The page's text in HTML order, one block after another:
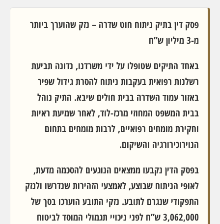
פסק דין בתיק ניתוח חוט שדרה – נזק שהוערך ביותר
מ-3 מיליון ש”ח
באחד התיקים שטופלו על ידי משרדנו, נדונה תביעת
רשלנות רפואית בעקבות ניתוח להסרת גידול שפיר
באזור עמוד השדרה בבית חולים שיבא. התיק נוהל
בבית המשפט המחוזי מרכז-לוד, לאחר שמיעת ראיות
וחקירת מומחים רפואיים, לרבות מומחים בתחום
הנוירוכירורגיה והשיקום.
בפסק הדין נקבעו ממצאים הנוגעים להסכמה מדעת,
לאופי הניתוח שבוצע, לאמצעי הזהירות שנדרשו ולנזק
התפקודי שנגרם לתובע. נזקי התובע הוערכו בסך של
3,062,000 ש”ח לפני ניכויי תגמולי המוסד לביטוח